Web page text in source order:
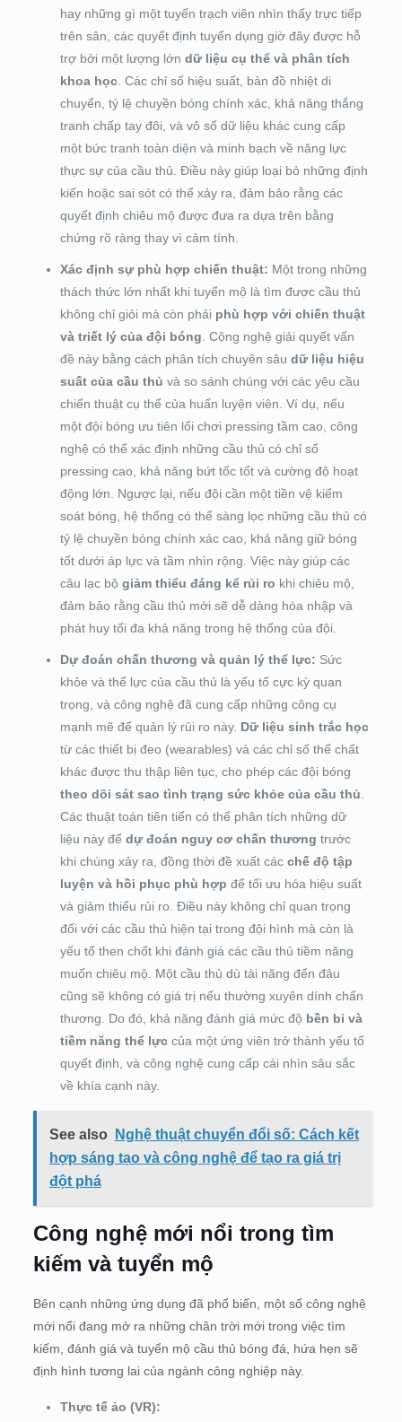
hay những gì một tuyển trạch viên nhìn thấy trực tiếp
trên sân, các quyết định tuyển dụng giờ đây được hỗ
trợ bởi một lượng lớn dữ liệu cụ thể và phân tích
khoa học. Các chỉ số hiệu suất, bản đồ nhiệt di
chuyển, tỷ lệ chuyền bóng chính xác, khả năng thắng
tranh chấp tay đôi, và vô số dữ liệu khác cung cấp
một bức tranh toàn diện và minh bạch về năng lực
thực sự của cầu thủ. Điều này giúp loại bỏ những định
kiến hoặc sai sót có thể xảy ra, đảm bảo rằng các
quyết định chiêu mộ được đưa ra dựa trên bằng
chứng rõ ràng thay vì cảm tính.
Xác định sự phù hợp chiến thuật: Một trong những
thách thức lớn nhất khi tuyển mộ là tìm được cầu thủ
không chỉ giỏi mà còn phải phù hợp với chiến thuật
và triết lý của đội bóng . Công nghệ giải quyết vấn
đề này bằng cách phân tích chuyên sâu dữ liệu hiệu
suất của cầu thủ và so sánh chúng với các yêu cầu
chiến thuật cụ thể của huấn luyện viên. Ví dụ, nếu
một đội bóng ưu tiên lối chơi pressing tầm cao, công
nghệ có thể xác định những cầu thủ có chỉ số
pressing cao, khả năng bứt tốc tốt và cường độ hoạt
động lớn. Ngược lại, nếu đội cần một tiền vệ kiểm
soát bóng, hệ thống có thể sàng lọc những cầu thủ có
tỷ lệ chuyền bóng chính xác cao, khả năng giữ bóng
tốt dưới áp lực và tầm nhìn rộng. Việc này giúp các
câu lạc bộ giảm thiểu đáng kể rủi ro khi chiêu mộ,
đảm bảo rằng cầu thủ mới sẽ dễ dàng hòa nhập và
phát huy tối đa khả năng trong hệ thống của đội.
Dự đoán chấn thương và quản lý thể lực: Sức
khỏe và thể lực của cầu thủ là yếu tố cực kỳ quan
trọng, và công nghệ đã cung cấp những công cụ
mạnh mẽ để quản lý rủi ro này. Dữ liệu sinh trắc học
từ các thiết bị đeo (wearables) và các chỉ số thể chất
khác được thu thập liên tục, cho phép các đội bóng
theo dõi sát sao tình trạng sức khỏe của cầu thủ
Các thuật toán tiên tiến có thể phân tích những dữ
liệu này để dự đoán nguy cơ chấn thương trước
khi chúng xảy ra, đồng thời đề xuất các chế độ tập
luyện và hồi phục phù hợp để tối ưu hóa hiệu suất
và giảm thiểu rủi ro. Điều này không chỉ quan trọng
đối với các cầu thủ hiện tại trong đội hình mà còn là
yếu tố then chốt khi đánh giá các cầu thủ tiềm năng
muốn chiêu mộ. Một cầu thủ dù tài năng đến đâu
cũng sẽ không có giá trị nếu thường xuyên dính chấn
thương. Do đó, khả năng đánh giá mức độ bền bỉ và
tiềm năng thể lựccủa một ứng viên trở thành yếu tố
quyết định, và công nghệ cung cấp cái nhìn sâu sắc
về khía cạnh này.
See also
Nghệ thuật chuyển đổi số: Cách kết
hợp sáng tạo và công nghệ để tạo ra giá trị
đột phá
Công nghệ mới nổi trong tìm
kiếm và tuyển mộ
Bên cạnh những ứng dụng đã phổ biến, một số công nghệ
mới nổi đang mở ra những chân trời mới trong việc tìm
kiếm, đánh giá và tuyển mộ cầu thủ bóng đá, hứa hẹn sẽ
định hình tương lai của ngành công nghiệp này.
Thực tế ảo (VR):